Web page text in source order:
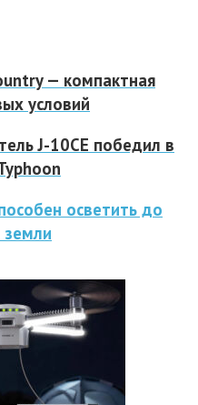
— компактная
условий
J-10CE победил в
осветить до